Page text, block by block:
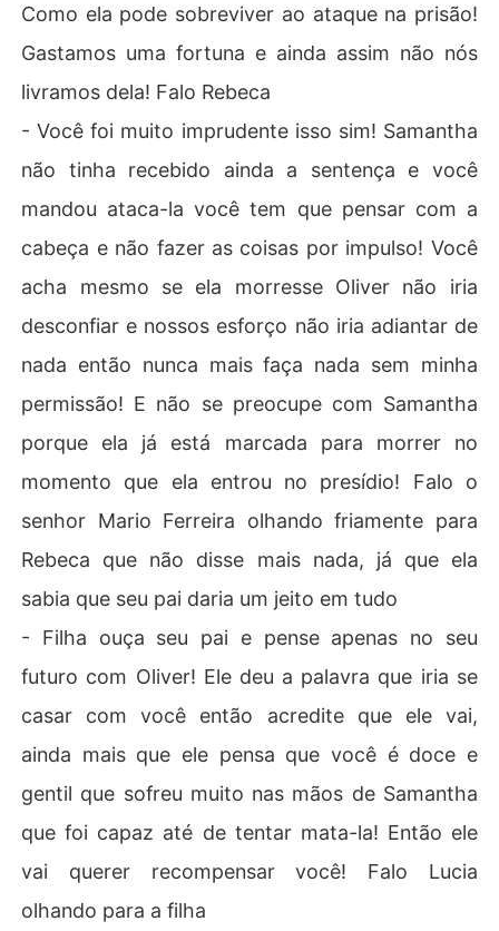
Como ela pode sobreviver ao ataque na prisão!
Gastamos uma fortuna e ainda assim não nós
livramos dela! Falo Rebeca
- Você foi muito imprudente isso sim! Samantha
não tinha recebido ainda a sentença e você
mandou ataca-la você tem que pensar com a
cabeça e não fazer as coisas por impulso! Você
acha mesmo se ela morresse Oliver não iria
desconfiar e nossos esforço não iria adiantar de
nada então nunca mais faça nada sem minha
permissão! E não se preocupe com Samantha
porque ela já está marcada para morrer no
momento que ela entrou no presídio! Falo o
senhor Mario Ferreira olhando friamente para
Rebeca que não disse mais nada, já que ela
sabia que seu pai daria um jeito em tudo
- Filha ouça seu pai e pense apenas no seu
futuro com Oliver! Ele deu a palavra que iria se
casar com você então acredite que ele vai,
ainda mais que ele pensa que você é doce e
gentil que sofreu muito nas mãos de Samantha
que foi capaz até de tentar mata-la! Então ele
vai querer recompensar você! Falo Lucia
olhando para a filha